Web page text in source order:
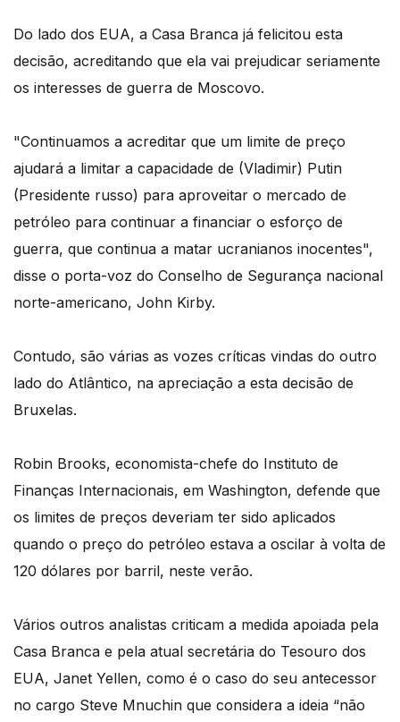
Do lado dos EUA, a Casa Branca já felicitou esta
decisão, acreditando que ela vai prejudicar seriamente
os interesses de guerra de Moscovo.
"Continuamos a acreditar que um limite de preço
ajudará a limitar a capacidade de (Vladimir) Putin
(Presidente russo) para aproveitar o mercado de
petróleo para continuar a financiar o esforço de
guerra, que continua a matar ucranianos inocentes",
disse o porta-voz do Conselho de Segurança nacional
norte-americano, John Kirby.
Contudo, são várias as vozes críticas vindas do outro
lado do Atlântico, na apreciação a esta decisão de
Bruxelas.
Robin Brooks, economista-chefe do Instituto de
Finanças Internacionais, em Washington, defende que
os limites de preços deveriam ter sido aplicados
quando o preço do petróleo estava a oscilar à volta de
120 dólares por barril, neste verão.
Vários outros analistas criticam a medida apoiada pela
Casa Branca e pela atual secretária do Tesouro dos
EUA, Janet Yellen, como é o caso do seu antecessor
no cargo Steve Mnuchin que considera a ideia “não